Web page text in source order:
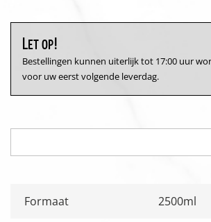
Let op!
Bestellingen kunnen uiterlijk tot 17:00 uur
voor uw eerst volgende leverdag.
Formaat 2500ml